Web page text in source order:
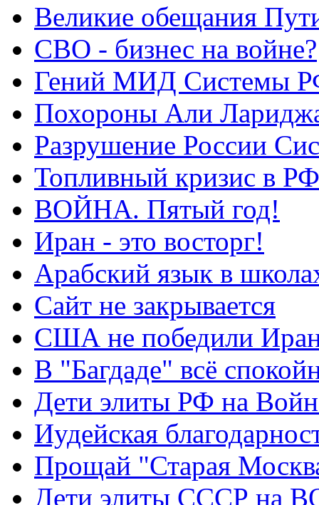
Великие обещания
СВО - бизнес на войне?
Гений МИД Системы
Похороны Али
Разрушение России
Топливный кризис в РФ
ВОЙНА. Пятый год!
Иран - это восторг!
Арабский язык в
Сайт не закрывается
США не победили
В "Багдаде" всё
Дети элиты РФ на
Иудейская
Прощай "Старая
Дети элиты СССР на